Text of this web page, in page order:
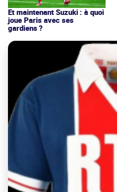
Et maintenant Suzuki : à quoi
joue Paris avec ses
gardiens ?